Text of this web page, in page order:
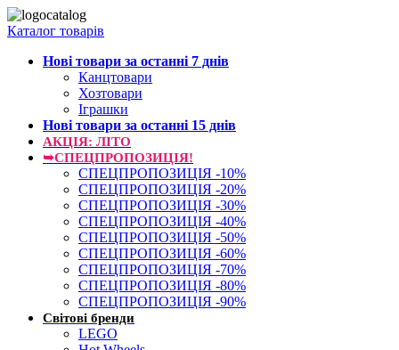
Каталог товарів
Нові товари за останнi 7 днiв
Канцтовари
Хозтовари
Іграшки
Нові товари за останнi 15 днiв
АКЦІЯ: ЛІТО
➥СПЕЦПРОПОЗИЦІЯ!
СПЕЦПРОПОЗИЦІЯ -10%
СПЕЦПРОПОЗИЦІЯ -20%
СПЕЦПРОПОЗИЦІЯ -30%
СПЕЦПРОПОЗИЦІЯ -40%
СПЕЦПРОПОЗИЦІЯ -50%
СПЕЦПРОПОЗИЦІЯ -60%
СПЕЦПРОПОЗИЦІЯ -70%
СПЕЦПРОПОЗИЦІЯ -80%
СПЕЦПРОПОЗИЦІЯ -90%
Світові бренди
LEGO